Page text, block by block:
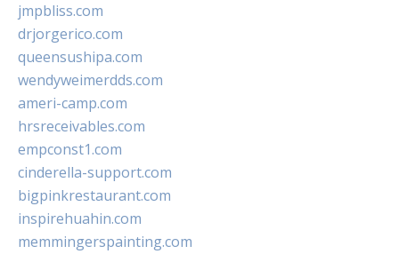
jmpbliss.com
drjorgerico.com
queensushipa.com
wendyweimerdds.com
ameri-camp.com
hrsreceivables.com
empconst1.com
cinderella-support.com
bigpinkrestaurant.com
inspirehuahin.com
memmingerspainting.com